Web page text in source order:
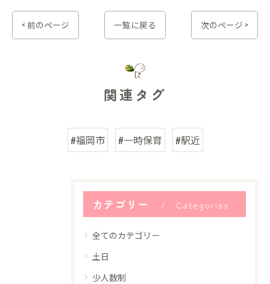
< 前のページ 一覧に戻る 次のページ >
関連タグ
#福岡市 #一時保育 #駅近
カテゴリー Categories
全てのカテゴリー
土日
少人数制